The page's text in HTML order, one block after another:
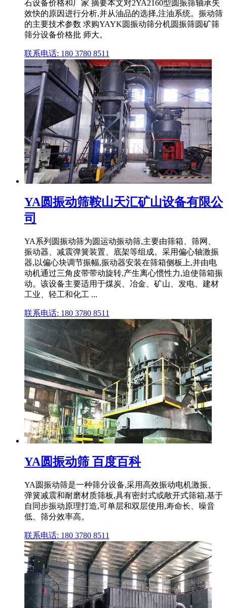
石设备价格和厂家 摘要本文对2YA2160型圆振筛轴承失
效快的原因进行分析,并从油品的选择,注油系统。振动筛
的主要技术参数 求购YAYK圆振动筛分机圆振筛圆矿筛
筛分设备价格批 师大。
联系电话: 180 3780 8511
YA圆振动筛鞍山天汇矿山设备有限公
司
YA系列圆振动筛为圆运动振动筛,主要由筛箱、筛网、
振动器、减震弹簧装置、底架等组成。采用偏心轴激振
器,以偏心块调节振幅,振动器安装在筛箱侧板上,并由电
动机通过三角皮带带动旋转,产生离心惯性力,迫使筛箱振
动。该设备主要适用于煤炭、冶金、矿山、发电、建材
工业、轻工和化工 ...
联系电话: 180 3780 8511
YA圆振动筛 百度百科
YA圆振动筛是一种筛分设备,采用高效振动电机激振、
弹簧减震和耐磨材质筛板,具有密封式或敞开式筛箱,基于
自同步振动原理打造,可单层和双层使用,寿命长、噪音
低、筛分效率高。
联系电话: 180 3780 8511